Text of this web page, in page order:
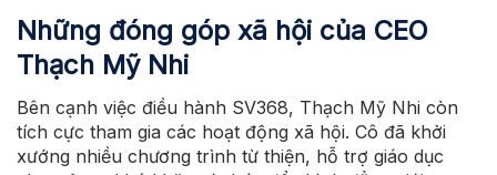
Những đóng góp xã hội của CEO
Thạch Mỹ Nhi
Bên cạnh việc điều hành SV368, Thạch Mỹ Nhi còn
tích cực tham gia các hoạt động xã hội. Cô đã khởi
xướng nhiều chương trình từ thiện, hỗ trợ giáo dục